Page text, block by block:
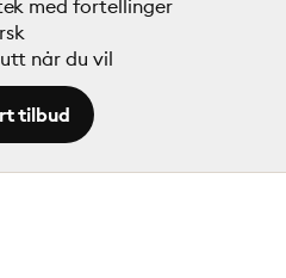
med fortellinger
når du vil
tilbud